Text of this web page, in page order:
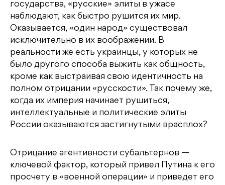
государства, «русские» элиты в ужасе
наблюдают, как быстро рушится их мир.
Оказывается, «один народ» существовал
исключительно в их воображении. В
реальности же есть украинцы, у которых не
было другого способа выжить как общность,
кроме как выстраивая свою идентичность на
полном отрицании «русскости». Так почему же,
когда их империя начинает рушиться,
интеллектуальные и политические элиты
России оказываются застигнутыми врасплох?
Отрицание агентивности субальтернов —
ключевой фактор, который привел Путина к его
просчету в «военной операции» и приведет его